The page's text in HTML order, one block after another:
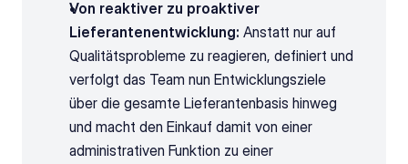
Von reaktiver zu proaktiver
Lieferantenentwicklung: Anstatt nur auf
Qualitätsprobleme zu reagieren, definiert und
verfolgt das Team nun Entwicklungsziele
über die gesamte Lieferantenbasis hinweg
und macht den Einkauf damit von einer
administrativen Funktion zu einer